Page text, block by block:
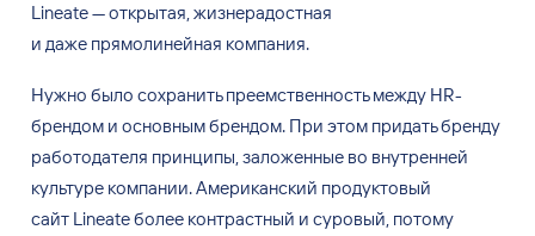
Lineate — открытая, жизнерадостная
и даже прямолинейная компания.
Нужно было сохранить преемственность между HR-
брендом и основным брендом. При этом придать бренду
работодателя принципы, заложенные во внутренней
культуре компании. Американский продуктовый
сайт Lineate более контрастный и суровый, потому